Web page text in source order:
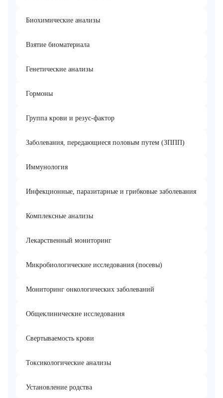
Биохимические анализы
Взятие биоматериала
Генетические анализы
Гормоны
Группа крови и резус-фактор
Заболевания, передающиеся половым путем (ЗППП)
Иммунология
Инфекционные, паразитарные и грибковые заболевания
Комплексные анализы
Лекарственный мониторинг
Микробиологические исследования (посевы)
Мониторинг онкологических заболеваний
Общеклинические исследования
Свертываемость крови
Токсикологические анализы
Установление родства